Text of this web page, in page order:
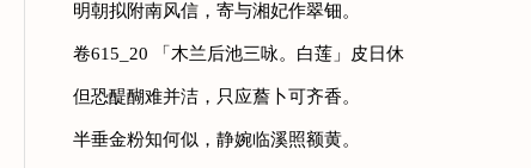
明朝拟附南风信，寄与湘妃作翠钿。
卷615_20 「木兰后池三咏。白莲」皮日休
但恐醍醐难并洁，只应薝卜可齐香。
半垂金粉知何似，静婉临溪照额黄。